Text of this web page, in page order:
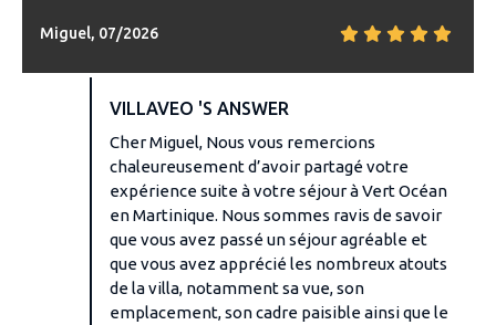
Miguel, 07/2026
VILLAVEO 'S ANSWER
Cher Miguel, Nous vous remercions
chaleureusement d’avoir partagé votre
expérience suite à votre séjour à Vert Océan
en Martinique. Nous sommes ravis de savoir
que vous avez passé un séjour agréable et
que vous avez apprécié les nombreux atouts
de la villa, notamment sa vue, son
emplacement, son cadre paisible ainsi que le